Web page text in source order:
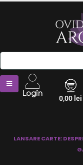
Login 0,00 lei
LANSARE CARTE: